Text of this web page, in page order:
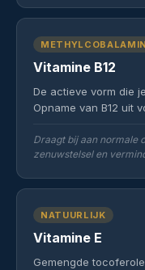
Vitamine B12
De actieve vorm die
Opname van B12 uit
Draagt bij aan normale
zenuwstelsel en
NATUURLIJK
Vitamine E
Gemengde